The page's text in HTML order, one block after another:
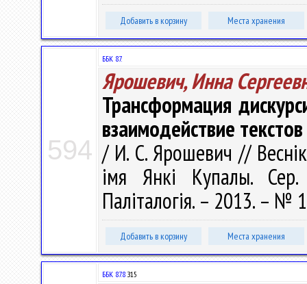
Добавить в корзину Места хранения
594
ББК 87.
Ярошевич, Инна
Трансформация
взаимодействие текстов
/ И. С. Ярошевич // Веснік
імя Янкі Купалы. Сер.
Паліталогія. – 2013. – №
Добавить в корзину Места хранения
ББК 87.8 З15